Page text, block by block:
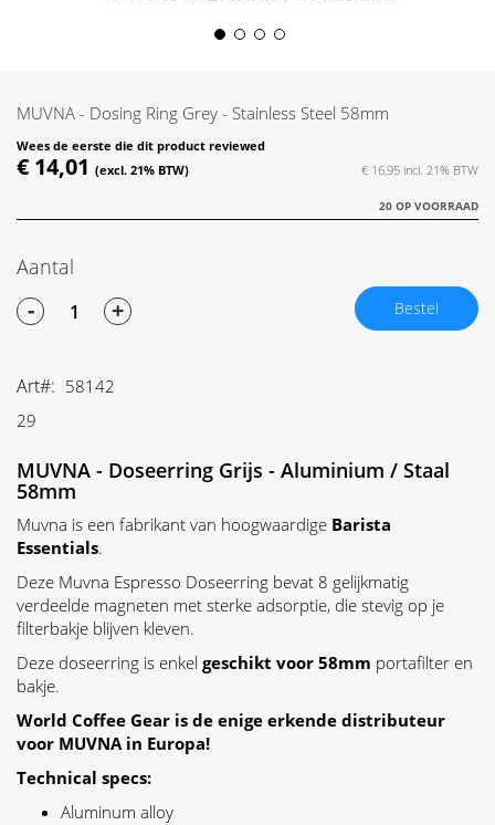
MUVNA - Dosing Ring Grey - Stainless Steel 58mm
Wees de eerste die dit product reviewed
€ 14,01 € 16,95
20 OP VOORRAAD
Aantal
- + Bestel
Art
58142
29
MUVNA - Doseerring Grijs - Aluminium / Staal
58mm
Muvna is een fabrikant van hoogwaardige Barista
Essentials.
Deze Muvna Espresso Doseerring bevat 8 gelijkmatig
verdeelde magneten met sterke adsorptie, die stevig op je
filterbakje blijven kleven.
Deze doseerring is enkel geschikt voor 58mm portafilter en
bakje.
World Coffee Gear is de enige erkende distributeur
voor MUVNA in Europa!
Technical specs:
Aluminum alloy
the
beginning
of
the